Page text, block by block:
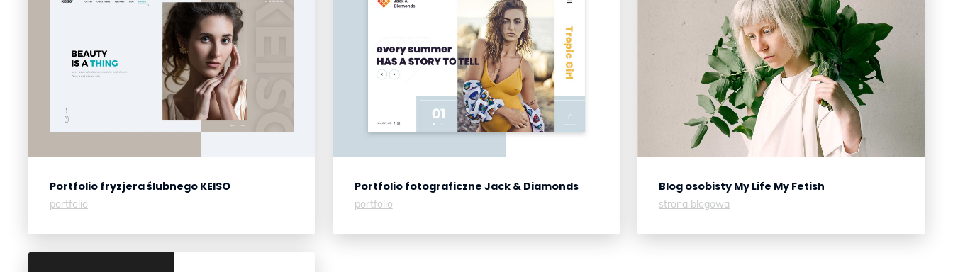
Portfolio fryzjera ślubnego KEISO
portfolio
Portfolio fotograficzne Jack & Diamonds
portfolio
Blog osobisty My Life My Fetish
strona blogowa